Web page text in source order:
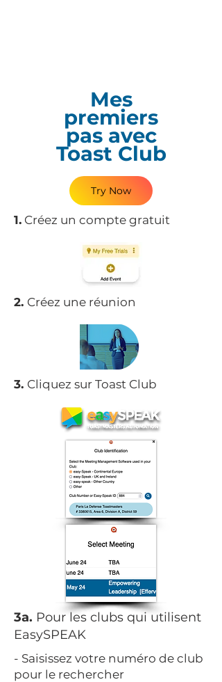
Mes
premiers
pas avec
Toast Club
Try Now
1. Créez un compte gratuit
2. Créez une réunion
3. Cliquez sur Toast Club
3a. Pour les clubs qui utilisent
EasySPEAK
- Saisissez votre numéro de club
pour le rechercher